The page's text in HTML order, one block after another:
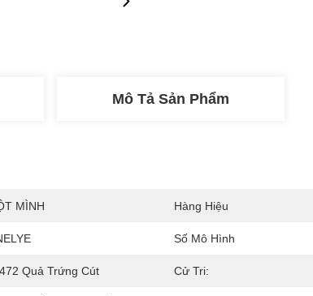
Mô Tả Sản Phẩm
MÌNH Hàng Hiệu
Số Mô Hình
Quả Trứng Cút Cử Tri: